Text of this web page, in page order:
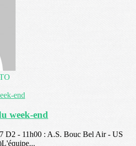
week-end
D2 - 11h00 : A.S. Bouc Bel Air - US